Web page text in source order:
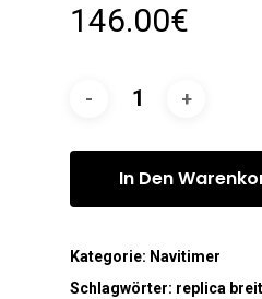
146.00€
In Den
Kategorie: Navitimer
Schlagwörter: replica